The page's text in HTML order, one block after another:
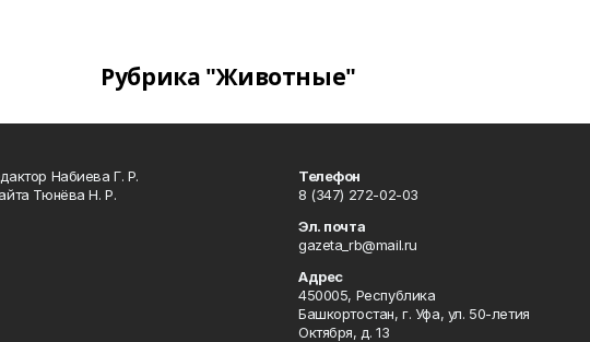
Рубрика "Животные"
Набиева Г. Р.
Тюнёва Н. Р.
Телефон
8 (347) 272-02-03
Эл. почта
gazeta_rb@mail.ru
Адрес
450005, Республика
Башкортостан, г. Уфа, ул. 50-летия
Октября, д. 13